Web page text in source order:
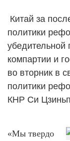
Китай за
политики
убедительной
компартии и
во вторник в
политики
КНР Си
«Мы твердо